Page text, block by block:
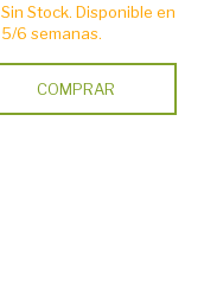
Sin Stock. Disponible en
5/6 semanas.
COMPRAR